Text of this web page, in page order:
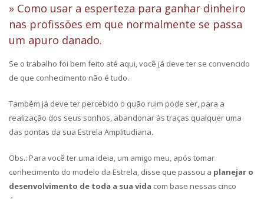
» Como usar a esperteza para ganhar dinheiro
nas profissões em que normalmente se passa
um apuro danado.
Se o trabalho foi bem feito até aqui, você já deve ter se convencido
de que conhecimento não é tudo.
Também já deve ter percebido o quão ruim pode ser, para a
realização dos seus sonhos, abandonar às traças qualquer uma
das pontas da sua Estrela Amplitudiana.
Obs.: Para você ter uma ideia, um amigo meu, após tomar
conhecimento do modelo da Estrela, disse que passou a planejar o
desenvolvimento de toda a sua vida com base nessas cinco